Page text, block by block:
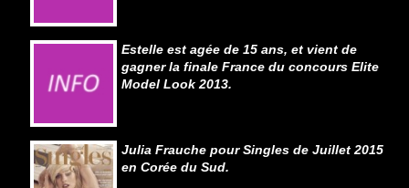
Estelle est agée de 15 ans, et vient de
gagner la finale France du concours Elite
Model Look 2013.
Julia Frauche pour Singles de Juillet 2015
en Corée du Sud.